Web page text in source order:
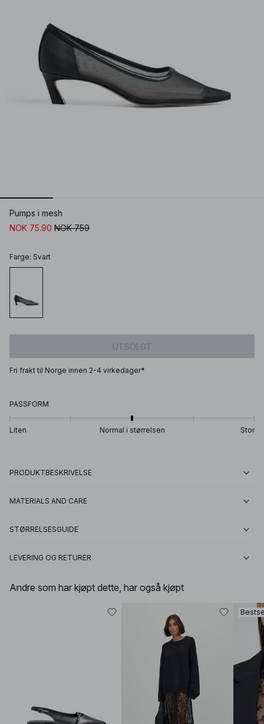
Pumps i mesh
NOK 75.90 NOK 759
Farge: Svart
UTSOLGT
Fri frakt til Norge innen 2-4 virkedager*
PASSFORM
Liten Normal i størrelsen Stor
PRODUKTBESKRIVELSE
MATERIALS AND CARE
STØRRELSESGUIDE
LEVERING OG RETURER
Andre som har kjøpt dette, har også kjøpt